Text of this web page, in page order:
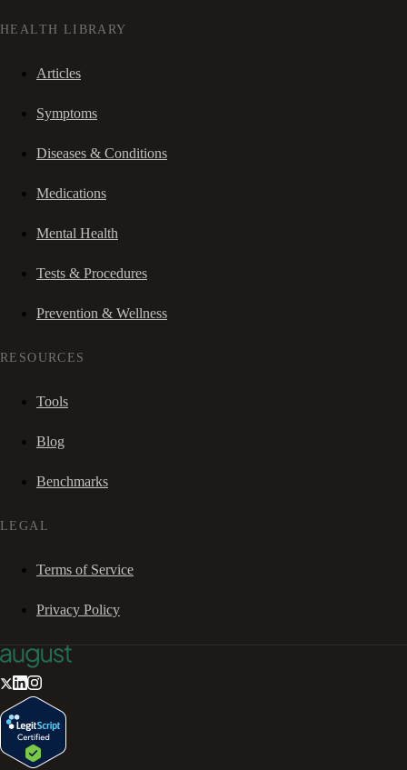
HEALTH LIBRARY
Articles
Symptoms
Diseases & Conditions
Medications
Mental Health
Tests & Procedures
Prevention & Wellness
RESOURCES
Tools
Blog
Benchmarks
LEGAL
Terms of Service
Privacy Policy